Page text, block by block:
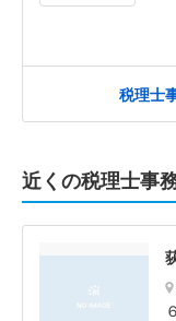
税理士
近くの税理士事